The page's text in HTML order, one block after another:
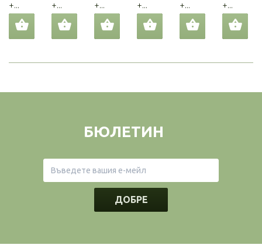
+...
+...
+...
+...
+...
+...
БЮЛЕТИН
ДОБРЕ